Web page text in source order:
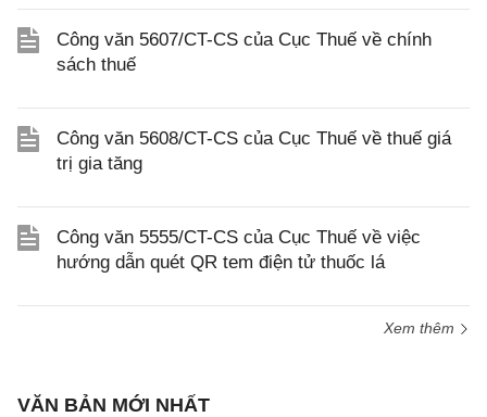
Công văn 5607/CT-CS của Cục Thuế về chính
sách thuế
Công văn 5608/CT-CS của Cục Thuế về thuế giá
trị gia tăng
Công văn 5555/CT-CS của Cục Thuế về việc
hướng dẫn quét QR tem điện tử thuốc lá
Xem thêm
VĂN BẢN MỚI NHẤT